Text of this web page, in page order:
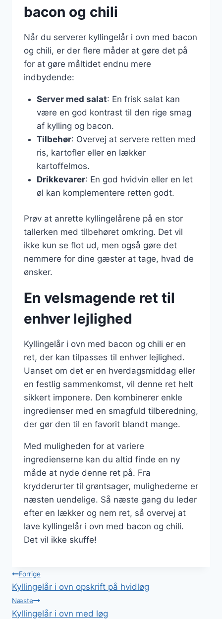
bacon og chili
Når du serverer kyllingelår i ovn med bacon
og chili, er der flere måder at gøre det på
for at gøre måltidet endnu mere
indbydende:
Server med salat: En frisk salat kan
være en god kontrast til den rige smag
af kylling og bacon.
Tilbehør: Overvej at servere retten med
ris, kartofler eller en lækker
kartoffelmos.
Drikkevarer: En god hvidvin eller en let
øl kan komplementere retten godt.
Prøv at anrette kyllingelårene på en stor
tallerken med tilbehøret omkring. Det vil
ikke kun se flot ud, men også gøre det
nemmere for dine gæster at tage, hvad de
ønsker.
En velsmagende ret til
enhver lejlighed
Kyllingelår i ovn med bacon og chili er en
ret, der kan tilpasses til enhver lejlighed.
Uanset om det er en hverdagsmiddag eller
en festlig sammenkomst, vil denne ret helt
sikkert imponere. Den kombinerer enkle
ingredienser med en smagfuld tilberedning,
der gør den til en favorit blandt mange.
Med muligheden for at variere
ingredienserne kan du altid finde en ny
måde at nyde denne ret på. Fra
krydderurter til grøntsager, mulighederne er
næsten uendelige. Så næste gang du leder
efter en lækker og nem ret, så overvej at
lave kyllingelår i ovn med bacon og chili.
Det vil ikke skuffe!
Indlægsnavigation
Forrige
Kyllingelår i ovn opskrift på hvidløg
Næste
Kyllingelår i ovn med løg